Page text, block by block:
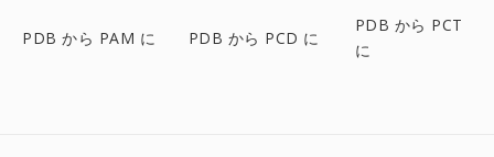
PDB から PAM に PDB から PCD に
PDB から PCT
に